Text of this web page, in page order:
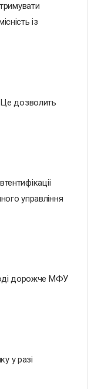
із
дозволить
управління
дорожче МФУ
у разі